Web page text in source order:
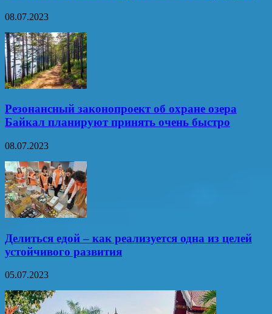
08.07.2023
Резонансный законопроект об охране озера
Байкал планируют принять очень быстро
08.07.2023
Делиться едой – как реализуется одна из целей
устойчивого развития
05.07.2023